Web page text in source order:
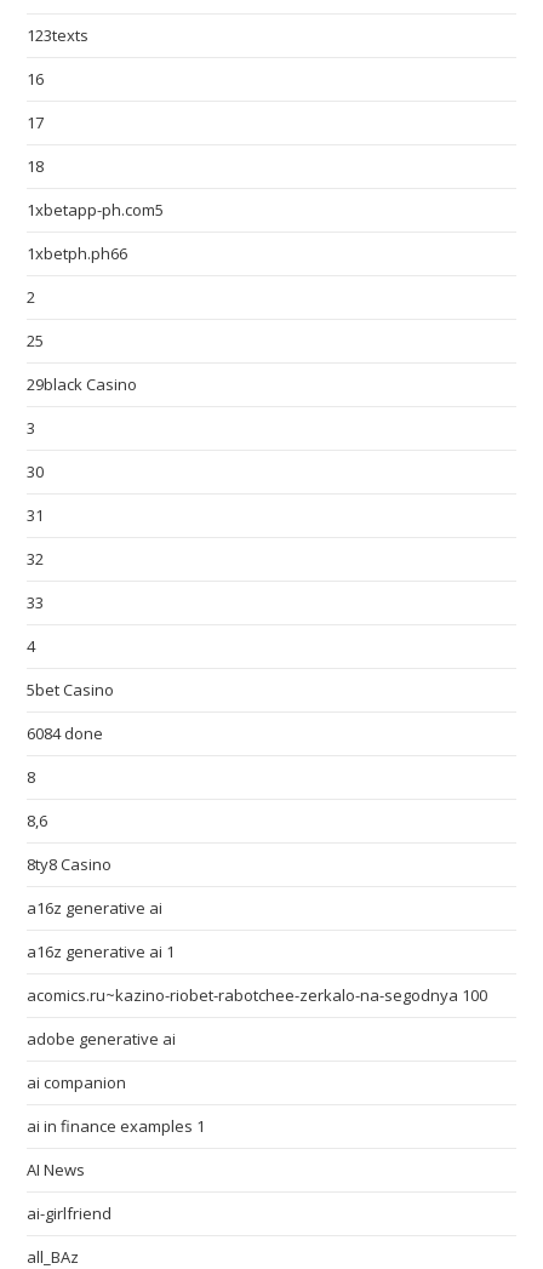
123texts
16
17
18
1xbetapp-ph.com5
1xbetph.ph66
2
25
29black Casino
3
30
31
32
33
4
5bet Casino
6084 done
8
8,6
8ty8 Casino
a16z generative ai
a16z generative ai 1
acomics.ru~kazino-riobet-rabotchee-zerkalo-na-segodnya 100
adobe generative ai
ai companion
ai in finance examples 1
AI News
ai-girlfriend
all_BAz